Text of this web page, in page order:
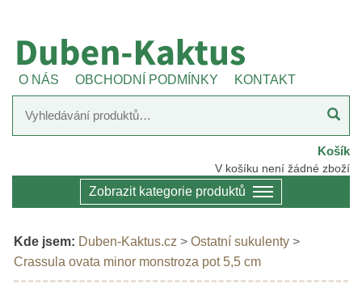
O NÁS OBCHODNÍ PODMÍNKY KONTAKT
Košík
V košíku není žádné zboží
Zobrazit kategorie produktů
Kde jsem: Duben-Kaktus.cz > Ostatní sukulenty >
Crassula ovata minor monstroza pot 5,5 cm